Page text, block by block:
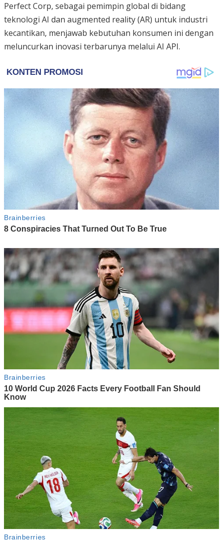
Perfect Corp, sebagai pemimpin global di bidang
teknologi AI dan augmented reality (AR) untuk industri
kecantikan, menjawab kebutuhan konsumen ini dengan
meluncurkan inovasi terbarunya melalui AI API.